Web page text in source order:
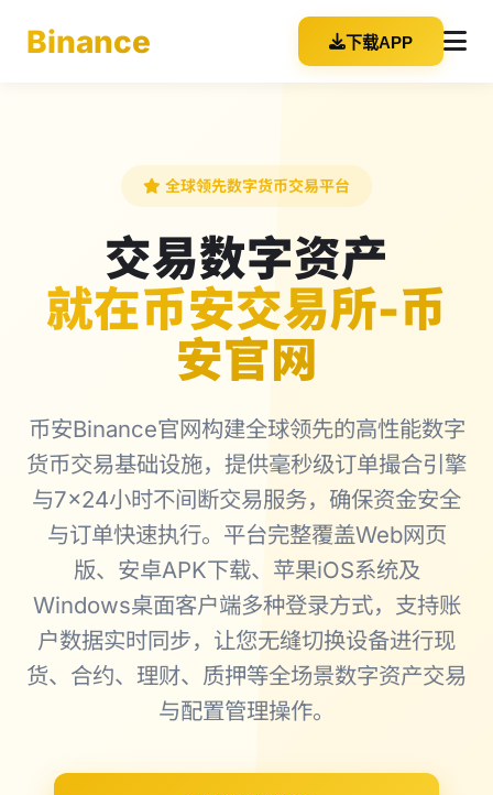
Binance 下载APP
全球领先数字货币交易平台
交易数字资产
就在币安交易所-币
安官网
币安Binance官网构建全球领先的高性能数字
货币交易基础设施，提供毫秒级订单撮合引擎
与7×24小时不间断交易服务，确保资金安全
与订单快速执行。平台完整覆盖Web网页
版、安卓APK下载、苹果iOS系统及
Windows桌面客户端多种登录方式，支持账
户数据实时同步，让您无缝切换设备进行现
货、合约、理财、质押等全场景数字资产交易
与配置管理操作。